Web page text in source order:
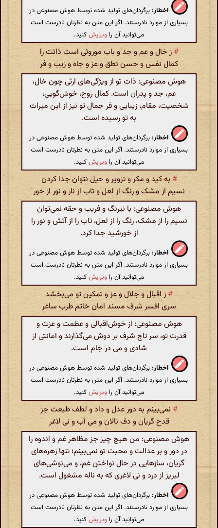
اخطار: برگردان‌های تولید شده توسط هوش مصنوعی در
بسیاری از موارد نادرستند. اگر این متن به نظرتان نادرست است
می‌توانید آن را ویرایشکنید.
# ز خال و عم و جد و باب موروثی است ذاتت را
کمال نفس و حسن نطق و عز و جاه و زیب و فر
هوش مصنوعی: ذات تو از ویژگی‌های ارثی چون خال،
عم، جد و پدران است. کمال روح، خوش‌گویی،
شخصیت، مقام، زیبایی و فر جمال تو نیز از این میراث
به تو رسیده است.
اخطار: برگردان‌های تولید شده توسط هوش مصنوعی در
بسیاری از موارد نادرستند. اگر این متن به نظرتان نادرست است
می‌توانید آن را ویرایشکنید.
# به کید و مکر و تزویر و حیل نتوان جدا کردن
نسیم از مشک و رنگ از لعل و تاب از نار و نور از خور
هوش مصنوعی: با نیرنگ و فریب و حقه نمی‌توان
نسیم را از مشک، رنگ را از لعل، تاب را از آتش و نور را
از خورشید جدا کرد.
اخطار: برگردان‌های تولید شده توسط هوش مصنوعی در
بسیاری از موارد نادرستند. اگر این متن به نظرتان نادرست است
می‌توانید آن را ویرایشکنید.
# ز اقبال و جلال و عز و تمکین تو می‌بخشد
سری افسر شرف مسند امان خاتم طرب ساغر
هوش مصنوعی: از خوش‌اقبالی و عظمت و عزت و
قدرت تو، سر تاج شرف بر دوش می‌گذارند و امانتی از
شادی و می در جام است.
اخطار: برگردان‌های تولید شده توسط هوش مصنوعی در
بسیاری از موارد نادرستند. اگر این متن به نظرتان نادرست است
می‌توانید آن را ویرایشکنید.
# نمی‌بینم به دور عدل و داد و لطف طبعت جز
قدح گریان و دف نالان و می آب و نی لاغر
هوش مصنوعی: من هیچ چیز جز مظاهر غم و اندوه را
در دور و بر عدالت و محبت تو نمی‌بینم؛ تنها زهره‌های
گریان، سازهایی در حال نواختن غم، و می‌نوشی‌های
لبریز از درد و نی لاغری که به ناله مشغول است.
اخطار: برگردان‌های تولید شده توسط هوش مصنوعی در
بسیاری از موارد نادرستند. اگر این متن به نظرتان نادرست است
می‌توانید آن را ویرایشکنید.